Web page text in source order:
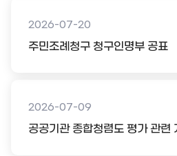
2026-07-20
주민조례청구 청구인명부 공표
2026-07-09
공공기관 종합청렴도 평가 관련